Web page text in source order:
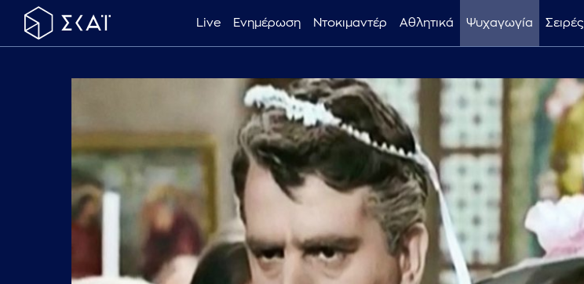
Live Ενημέρωση Ντοκιμαντέρ Αθλητικά Ψυχαγωγία Σειρές